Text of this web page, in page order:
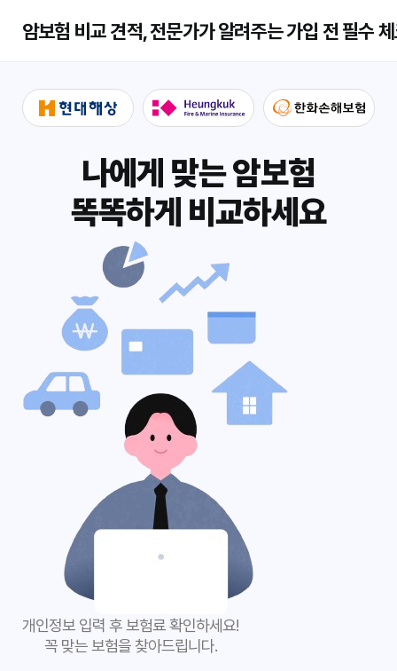
암보험 비교 견적, 전문가가 알려주는 가입 전 필수
나에게 맞는 암보험
똑똑하게 비교하세요
개인정보 입력 후 보험료 확인하세요!
꼭 맞는 보험을 찾아드립니다.